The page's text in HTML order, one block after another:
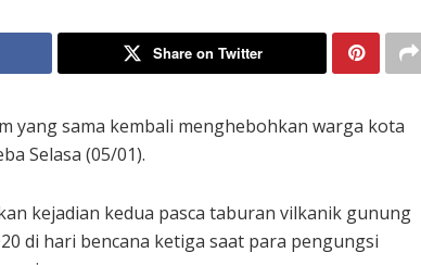
Share on Twitter
yang sama kembali menghebohkan warga kota
Selasa (05/01).
kejadian kedua pasca taburan vilkanik gunung
di hari bencana ketiga saat para pengungsi